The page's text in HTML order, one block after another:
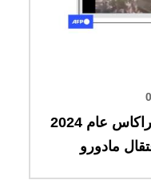
هذا الفيديو يعود لتظاهرة في كراكاس عام 2024
مادورو